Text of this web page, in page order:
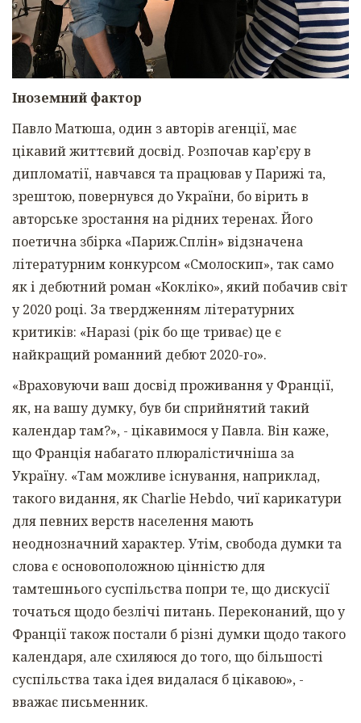
Іноземний фактор
Павло Матюша, один з авторів агенції, має
цікавий життєвий досвід. Розпочав кар’єру в
дипломатії, навчався та працював у Парижі та,
зрештою, повернувся до України, бо вірить в
авторське зростання на рідних теренах. Його
поетична збірка «Париж.Сплін» відзначена
літературним конкурсом «Смолоскип», так само
як і дебютний роман «Кокліко», який побачив світ
у 2020 році. За твердженням літературних
критиків: «Наразі (рік бо ще триває) це є
найкращий романний дебют 2020-го».
«Враховуючи ваш досвід проживання у Франції,
як, на вашу думку, був би сприйнятий такий
календар там?», - цікавимося у Павла. Він каже,
що Франція набагато плюралістичніша за
Україну. «Там можливе існування, наприклад,
такого видання, як Charlie Hebdo, чиї карикатури
для певних верств населення мають
неоднозначний характер. Утім, свобода думки та
слова є основоположною цінністю для
тамтешнього суспільства попри те, що дискусії
точаться щодо безлічі питань. Переконаний, що у
Франції також постали б різні думки щодо такого
календаря, але схиляюся до того, що більшості
суспільства така ідея видалася б цікавою», -
вважає письменник.